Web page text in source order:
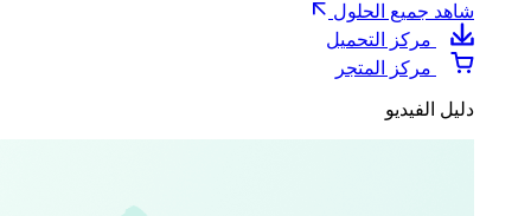
شاهد جميع الحلول
مركز التحميل
مركز المتجر
دليل الفيديو